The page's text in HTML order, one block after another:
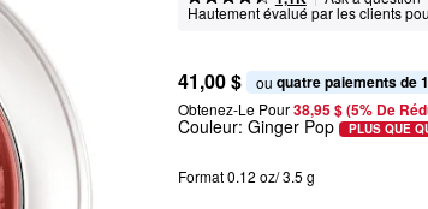
Hautement évalué par les clients
41,00 $ ou quatre paiements de
Obtenez-Le Pour38,95 $ (5% De
Couleur: Ginger Pop PLUS QUE
Format 0.12 oz/ 3.5 g